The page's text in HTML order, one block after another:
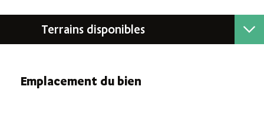
Terrains disponibles
Surface
956m²
Emplacement du bien